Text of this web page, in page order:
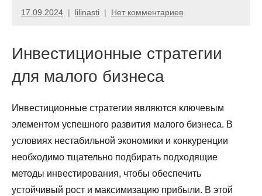
17.09.2024 lilinasti Нет комментариев
Инвестиционные стратегии
для малого бизнеса
Инвестиционные стратегии являются ключевым
элементом успешного развития малого бизнеса. В
условиях нестабильной экономики и конкуренции
необходимо тщательно подбирать подходящие
методы инвестирования, чтобы обеспечить
устойчивый рост и максимизацию прибыли. В этой